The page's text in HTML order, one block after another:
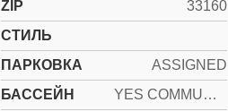
ZIP
33160
СТИЛЬ
ПАРКОВКА
ASSIGNED
БАССЕЙН
YES COMMUNITY